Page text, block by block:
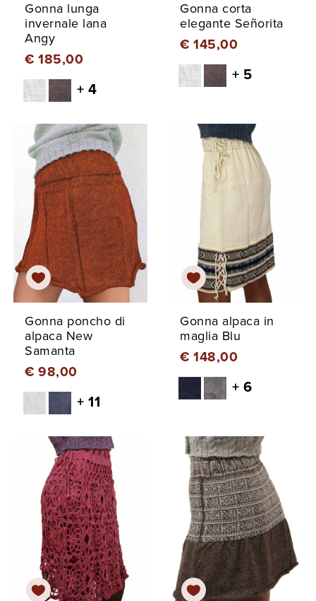
Gonna lunga
invernale lana
Angy
€ 185,00
+ 4
Gonna corta
elegante Señorita
€ 145,00
+ 5
Gonna poncho di
alpaca New
Samanta
€ 98,00
+ 11
Gonna alpaca in
maglia Blu
€ 148,00
+ 6